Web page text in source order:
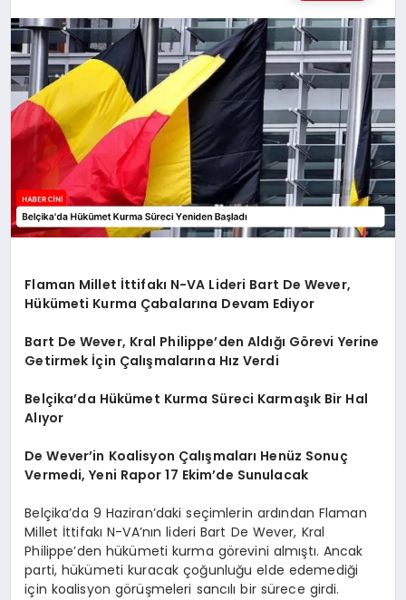
GENEL
EKONOMI
YEREL HABERLER
GÜNDEM
Flaman Millet İttifakı N-VA Lideri Bart De Wever,
Hükümeti Kurma Çabalarına Devam Ediyor
Bart De Wever, Kral Philippe’den Aldığı Görevi Yerine
Getirmek İçin Çalışmalarına Hız Verdi
Belçika’da Hükümet Kurma Süreci Karmaşık Bir Hal
Alıyor
De Wever’in Koalisyon Çalışmaları Henüz Sonuç
Vermedi, Yeni Rapor 17 Ekim’de Sunulacak
Belçika’da 9 Haziran’daki seçimlerin ardından Flaman
Millet İttifakı N-VA’nın lideri Bart De Wever, Kral
Philippe’den hükümeti kurma görevini almıştı. Ancak
parti, hükümeti kuracak çoğunluğu elde edemediği
için koalisyon görüşmeleri sancılı bir sürece girdi.